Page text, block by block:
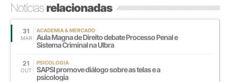
Notíciasrelacionadas
31
MAR
ACADEMIA & MERCADO
Aula Magna de Direito debate Processo Penal e
Sistema Criminal na Ulbra
21
OUT
PSICOLOGIA
SAPSI promove diálogo sobre as telas e a
psicologia